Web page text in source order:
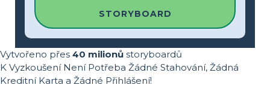
STORYBOARD
Vytvořeno přes 40 milionů storyboardů
K Vyzkoušení Není Potřeba Žádné Stahování, Žádná
Kreditní Karta a Žádné Přihlášení!